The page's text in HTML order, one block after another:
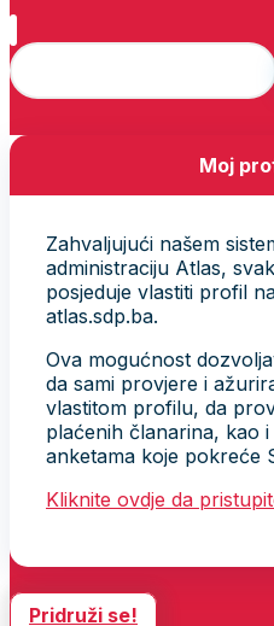
Moj
Zahvaljujući našem
administraciju Atlas,
posjeduje vlastiti profil
atlas.sdp.ba.
Ova mogućnost
da sami provjere i
vlastitom profilu, da
plaćenih članarina, kao
anketama koje pokreće
Kliknite ovdje da
Pridruži se!